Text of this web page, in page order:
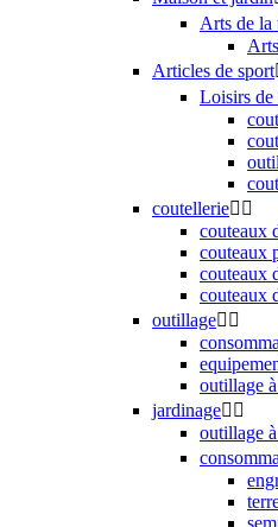
Arts de la
Articles de sport
Loisirs de
coutellerie 
couteaux
couteaux
couteaux
couteaux
outillage 
outillage
jardinage 
outillage